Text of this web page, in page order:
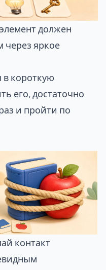
должен
через яркое
в короткую
его, достаточно
и пройти по
контакт